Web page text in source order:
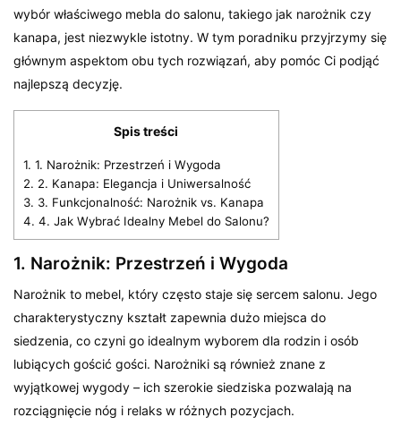
wybór właściwego mebla do salonu, takiego jak narożnik czy
kanapa, jest niezwykle istotny. W tym poradniku przyjrzymy się
głównym aspektom obu tych rozwiązań, aby pomóc Ci podjąć
najlepszą decyzję.
Spis treści
1. 1. Narożnik: Przestrzeń i Wygoda
2. 2. Kanapa: Elegancja i Uniwersalność
3. 3. Funkcjonalność: Narożnik vs. Kanapa
4. 4. Jak Wybrać Idealny Mebel do Salonu?
1. Narożnik: Przestrzeń i Wygoda
Narożnik to mebel, który często staje się sercem salonu. Jego
charakterystyczny kształt zapewnia dużo miejsca do
siedzenia, co czyni go idealnym wyborem dla rodzin i osób
lubiących gościć gości. Narożniki są również znane z
wyjątkowej wygody – ich szerokie siedziska pozwalają na
rozciągnięcie nóg i relaks w różnych pozycjach.